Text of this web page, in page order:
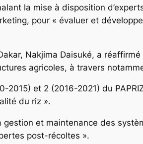
la mise à disposition
pour « évaluer et
Nakjima Daisuké, a
agricoles, à travers
et 2 (2016-2021) du
du riz ».
et maintenance des
pertes post-récoltes ».